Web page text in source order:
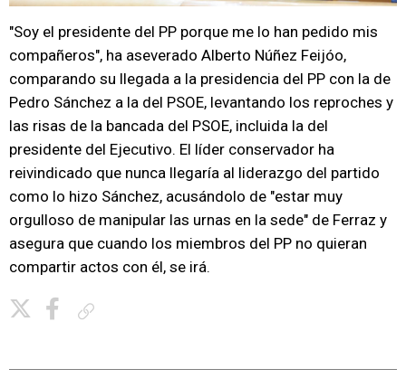
"Soy el presidente del PP porque me lo han pedido mis
compañeros", ha aseverado Alberto Núñez Feijóo,
comparando su llegada a la presidencia del PP con la de
Pedro Sánchez a la del PSOE, levantando los reproches y
las risas de la bancada del PSOE, incluida la del
presidente del Ejecutivo. El líder conservador ha
reivindicado que nunca llegaría al liderazgo del partido
como lo hizo Sánchez, acusándolo de "estar muy
orgulloso de manipular las urnas en la sede" de Ferraz y
asegura que cuando los miembros del PP no quieran
compartir actos con él, se irá.